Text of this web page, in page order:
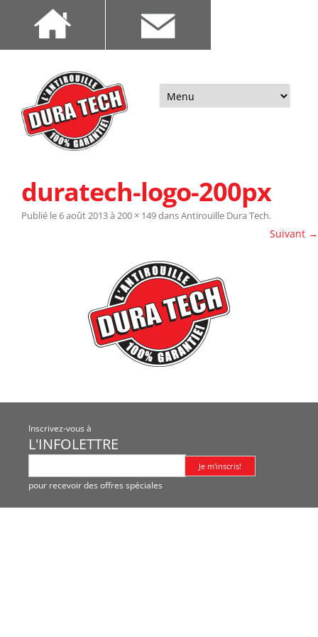
Aller
contenu
duratech-logo-200px
Publié le6 août 2013à 200 × 149dansAntirouille Dura Tech.
Suivant →
Inscrivez-vous à
L'INFOLETTRE
pour recevoir des offres spéciales